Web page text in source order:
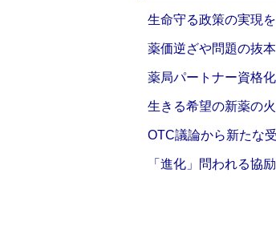
生命守る政策の実現
薬価逆ざや問題の抜
薬局パートナー資格
生きる希望の新薬の
OTC議論から新たな
「進化」問われる協